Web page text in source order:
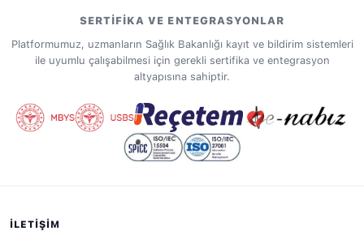
SERTIFIKA VE ENTEGRASYONLAR
Platformumuz, uzmanların Sağlık Bakanlığı kayıt ve bildirim sistemleri
ile uyumlu çalışabilmesi için gerekli sertifika ve entegrasyon
altyapısına sahiptir.
İLETIŞIM